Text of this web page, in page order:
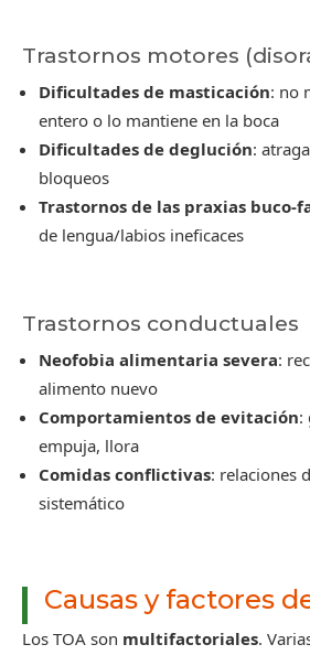
Trastornos motores
Dificultades de masticación: no
entero o lo mantiene en la boca
Dificultades de deglución:
bloqueos
Trastornos de las praxias buco-
de lengua/labios ineficaces
Trastornos conductuales
Neofobia alimentaria severa:
alimento nuevo
Comportamientos de evitación:
empuja, llora
Comidas conflictivas: relaciones
sistemático
Causas y factores
Los TOA son multifactoriales.